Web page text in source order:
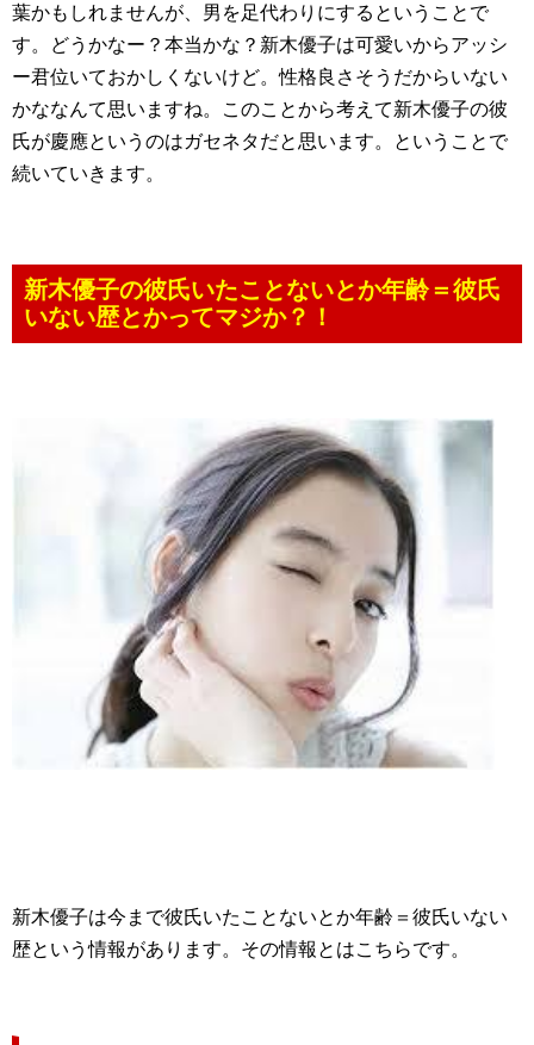
葉かもしれませんが、男を足代わりにするということで
す。どうかなー？本当かな？新木優子は可愛いからアッシ
ー君位いておかしくないけど。性格良さそうだからいない
かななんて思いますね。このことから考えて新木優子の彼
氏が慶應というのはガセネタだと思います。ということで
続いていきます。
新木優子の彼氏いたことないとか年齢＝彼氏
いない歴とかってマジか？！
新木優子は今まで彼氏いたことないとか年齢＝彼氏いない
歴という情報があります。その情報とはこちらです。